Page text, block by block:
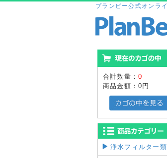
プランビー公式オンラ
合計数量：0
商品金額：0円
浄水フィルター類